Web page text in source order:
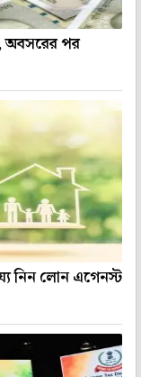
অবসরের পর
নিন লোন এগেনস্ট